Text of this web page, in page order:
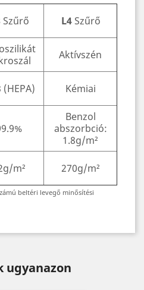
Szűrő L4Szűrő
Aktívszén
(HEPA) Kémiai
Benzol
abszorbció:
1.8g/m²
m² 270g/m²
beltéri levegő minősítési
ugyanazon